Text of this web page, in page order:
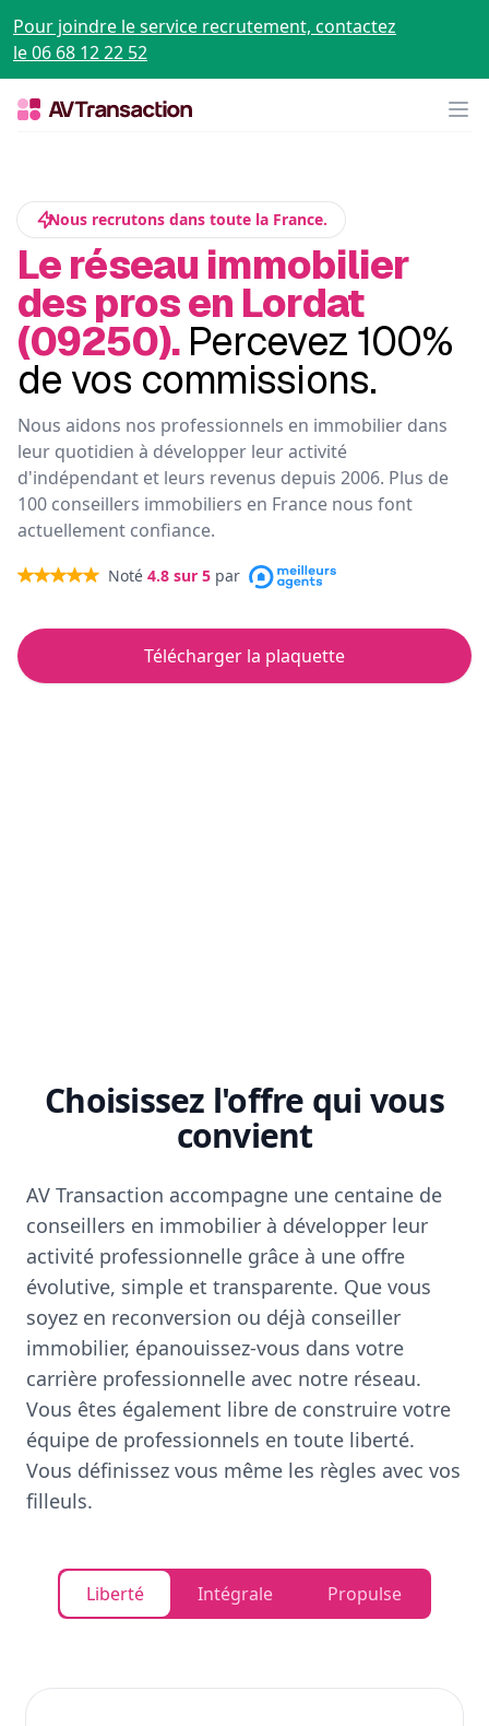
Pour joindre le service recrutement, contactez
le 06 68 12 22 52
Nous recrutons dans toute la France.
Le réseau immobilier
des pros en Lordat
(09250). Percevez 100%
de vos commissions.
Nous aidons nos professionnels en immobilier dans
leur quotidien à développer leur activité
d'indépendant et leurs revenus depuis 2006. Plus de
100 conseillers immobiliers en France nous font
actuellement confiance.
Noté 4.8 sur 5 par
Télécharger la plaquette
Choisissez l'offre qui vous
convient
AV Transaction accompagne une centaine de
conseillers en immobilier à développer leur
activité professionnelle grâce à une offre
évolutive, simple et transparente. Que vous
soyez en reconversion ou déjà conseiller
immobilier, épanouissez-vous dans votre
carrière professionnelle avec notre réseau.
Vous êtes également libre de construire votre
équipe de professionnels en toute liberté.
Vous définissez vous même les règles avec vos
filleuls.
Liberté Intégrale Propulse